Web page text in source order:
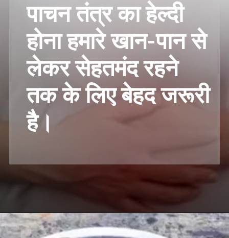
पाचन तंत्र का हेल्दी
होना हमारे खान-पान से
लेकर सेहतमंद रहने
तक के लिए बेहद जरूरी
है।